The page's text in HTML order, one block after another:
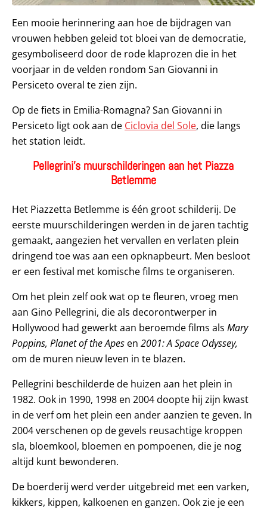
Een mooie herinnering aan hoe de bijdragen van
vrouwen hebben geleid tot bloei van de democratie,
gesymboliseerd door de rode klaprozen die in het
voorjaar in de velden rondom San Giovanni in
Persiceto overal te zien zijn.
Op de fiets in Emilia-Romagna? San Giovanni in
Persiceto ligt ook aan de Ciclovia del Sole, die langs
het station leidt.
Pellegrini’s muurschilderingen aan het Piazza
Betlemme
Het Piazzetta Betlemme is één groot schilderij. De
eerste muurschilderingen werden in de jaren tachtig
gemaakt, aangezien het vervallen en verlaten plein
dringend toe was aan een opknapbeurt. Men besloot
er een festival met komische films te organiseren.
Om het plein zelf ook wat op te fleuren, vroeg men
aan Gino Pellegrini, die als decorontwerper in
Hollywood had gewerkt aan beroemde films als Mary
Poppins, Planet of the Apes en 2001: A Space Odyssey,
om de muren nieuw leven in te blazen.
Pellegrini beschilderde de huizen aan het plein in
1982. Ook in 1990, 1998 en 2004 doopte hij zijn kwast
in de verf om het plein een ander aanzien te geven. In
2004 verschenen op de gevels reusachtige kroppen
sla, bloemkool, bloemen en pompoenen, die je nog
altijd kunt bewonderen.
De boerderij werd verder uitgebreid met een varken,
kikkers, kippen, kalkoenen en ganzen. Ook zie je een